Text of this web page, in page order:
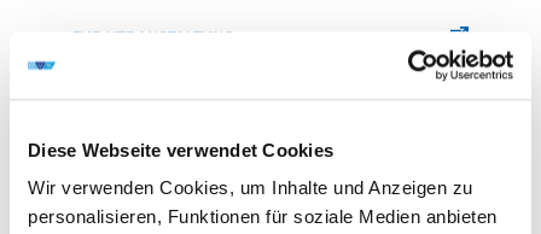
Diese Webseite verwendet Cookies
Wir verwenden Cookies, um Inhalte und Anzeigen zu
personalisieren, Funktionen für soziale Medien anbieten
ZUR VERANSTALTUNG